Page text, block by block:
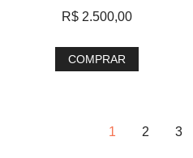
R$ 2.500,00
COMPRAR
1 2 3